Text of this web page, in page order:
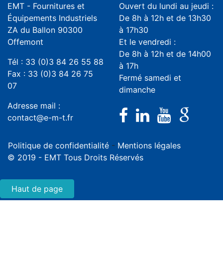
EMT - Fournitures et
Équipements Industriels
ZA du Ballon 90300
Offemont
Tél : 33 (0)3 84 26 55 88
Fax : 33 (0)3 84 26 75
07
Adresse mail :
contact@e-m-t.fr
Ouvert du lundi au jeudi :
De 8h à 12h et de 13h30
à 17h30
Et le vendredi :
De 8h à 12h et de 14h00
à 17h
Fermé samedi et
dimanche
Politique de confidentialité - Mentions légales
© 2019 - EMT Tous Droits Réservés
Haut de page